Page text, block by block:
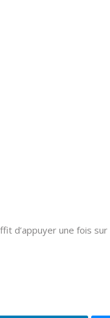
d’appuyer une fois sur